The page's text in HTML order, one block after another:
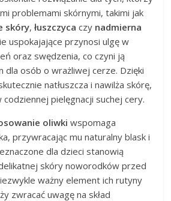
problemami skórnymi, takimi jak
skóry,łuszczyca czy nadmierna
uspokajające przynosi ulgę w
oraz swędzenia, co czyni ją
dla osób o wrażliwej cerze. Dzięki
natłuszcza i nawilża skórę,
pielęgnacji suchej cery.
oliwki wspomaga
przywracając mu naturalny blask i
dla dzieci stanowią
skóry noworodków przed
ważny element ich rutyny
zwracać uwagę na skład